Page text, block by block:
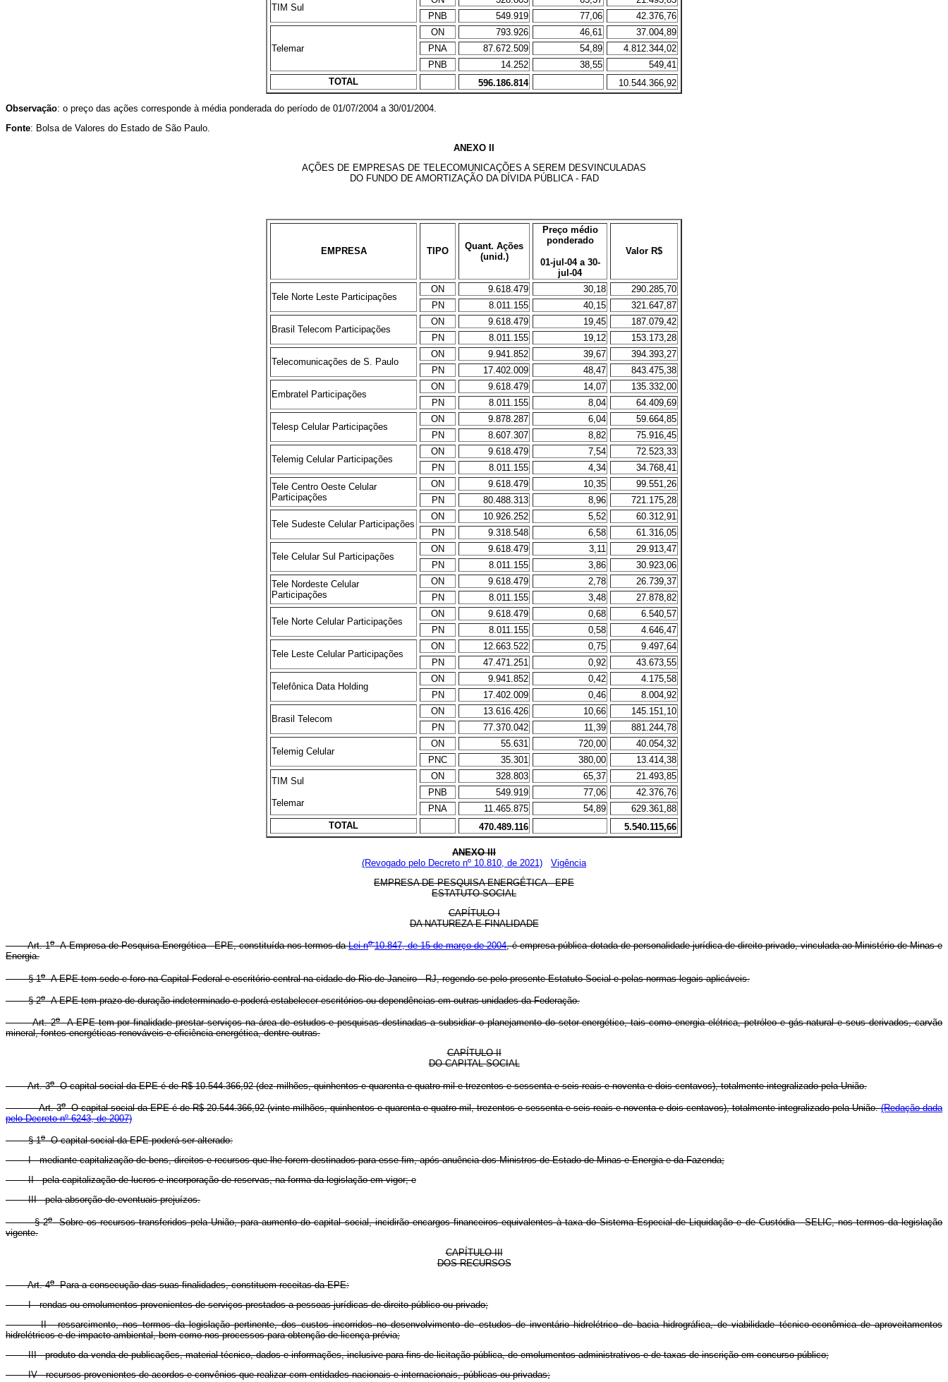
TIM Sul
PNB
549.919 77,06 42.376,76
Telemar
ON 793.926 46,61
37.004,89
PNA
87.672.509 54,89
4.812.344,02
PNB
14.252 38,55
549,41
TOTAL
596.186.814 10.544.366,92
Observação: o preço das ações corresponde à média ponderada do período de 01/07/2004 a 30/01/2004.
Fonte: Bolsa de Valores do Estado de São Paulo.
ANEXO II
AÇÕES DE EMPRESAS DE TELECOMUNICAÇÕES A SEREM DESVINCULADAS
DO FUNDO DE AMORTIZAÇÃO DA DÍVIDA PÚBLICA - FAD
EMPRESA TIPO
Quant. Ações
(unid.)
Preço médio
ponderado
01-jul-04 a 30-
jul-04
Valor R$
Tele Norte Leste Participações
ON 9.618.479 30,18
290.285,70
PN
8.011.155 40,15 321.647,87
Brasil Telecom Participações
ON 9.618.479 19,45
187.079,42
PN
8.011.155 19,12 153.173,28
Telecomunicações de S. Paulo
ON 9.941.852 39,67
394.393,27
PN
17.402.009 48,47 843.475,38
Embratel Participações
ON 9.618.479 14,07
135.332,00
PN
8.011.155 8,04 64.409,69
Telesp Celular Participações
ON 9.878.287 6,04
59.664,85
PN
8.607.307 8,82 75.916,45
Telemig Celular Participações
ON 9.618.479 7,54
72.523,33
PN
8.011.155 4,34
34.768,41
Tele Centro Oeste Celular
Participações
ON 9.618.479 10,35
99.551,26
PN
80.488.313 8,96 721.175,28
Tele Sudeste Celular Participações
ON 10.926.252 5,52
60.312,91
PN
9.318.548 6,58 61.316,05
Tele Celular Sul Participações
ON 9.618.479 3,11
29.913,47
PN
8.011.155 3,86
30.923,06
Tele Nordeste Celular
Participações
ON 9.618.479 2,78
26.739,37
PN
8.011.155 3,48 27.878,82
Tele Norte Celular Participações
ON 9.618.479 0,68
6.540,57
PN
8.011.155 0,58 4.646,47
Tele Leste Celular Participações
ON 12.663.522 0,75
9.497,64
PN
47.471.251 0,92 43.673,55
Telefônica Data Holding
ON 9.941.852 0,42
4.175,58
PN
17.402.009 0,46 8.004,92
Brasil Telecom
ON 13.616.426 10,66
145.151,10
PN
77.370.042 11,39 881.244,78
Telemig Celular
ON 55.631 720,00
40.054,32
PNC
35.301 380,00
13.414,38
TIM Sul
Telemar
ON 328.803 65,37
21.493,85
PNB
549.919 77,06
42.376,76
PNA
11.465.875 54,89
629.361,88
TOTAL
470.489.116 5.540.115,66
ANEXO III
(Revogado pelo Decreto nº 10.810, de 2021)
Vigência
EMPRESA DE PESQUISA ENERGÉTICA - EPE
ESTATUTO SOCIAL
CAPÍTULO I
DA NATUREZA E FINALIDADE
Art. 1oA Empresa de Pesquisa Energética - EPE, constituída nos termos daLei no10.847, de 15 de março de 2004, é empresa pública dotada de personalidade jurídica de direito privado, vinculada ao Ministério de Minas e
Energia.
§ 1oA EPE tem sede e foro na Capital Federal e escritório central na cidade do Rio de Janeiro - RJ, regendo-se pelo presente Estatuto Social e pelas normas legais aplicáveis.
§ 2oA EPE tem prazo de duração indeterminado e poderá estabelecer escritórios ou dependências em outras unidades da Federação.
Art. 2oA EPE tem por finalidade prestar serviços na área de estudos e pesquisas destinadas a subsidiar o planejamento do setor energético, tais como energia elétrica, petróleo e gás natural e seus derivados, carvão
mineral, fontes energéticas renováveis e eficiência energética, dentre outras.
CAPÍTULO II
DO CAPITAL SOCIAL
Art. 3oO capital social da EPE é de R$ 10.544.366,92 (dez milhões, quinhentos e quarenta e quatro mil e trezentos e sessenta e seis reais e noventa e dois centavos), totalmente integralizado pela União.
Art. 3oO capital social da EPE é de R$ 20.544.366,92 (vinte milhões, quinhentos e quarenta e quatro mil, trezentos e sessenta e seis reais e noventa e dois centavos), totalmente integralizado pela União.(Redação dada
pelo Decreto nº 6243, de 2007)
§ 1oO capital social da EPE poderá ser alterado:
I - mediante capitalização de bens, direitos e recursos que lhe forem destinados para esse fim, após anuência dos Ministros de Estado de Minas e Energia e da Fazenda;
II - pela capitalização de lucros e incorporação de reservas, na forma da legislação em vigor; e
III - pela absorção de eventuais prejuízos.
§ 2oSobre os recursos transferidos pela União, para aumento do capital social, incidirão encargos financeiros equivalentes à taxa do Sistema Especial de Liquidação e de Custódia - SELIC, nos termos da legislação
vigente.
CAPÍTULO III
DOS RECURSOS
Art. 4oPara a consecução das suas finalidades, constituem receitas da EPE:
I - rendas ou emolumentos provenientes de serviços prestados a pessoas jurídicas de direito público ou privado;
II - ressarcimento, nos termos da legislação pertinente, dos custos incorridos no desenvolvimento de estudos de inventário hidrelétrico de bacia hidrográfica, de viabilidade técnico-econômica de aproveitamentos
hidrelétricos e de impacto ambiental, bem como nos processos para obtenção de licença prévia;
III - produto da venda de publicações, material técnico, dados e informações, inclusive para fins de licitação pública, de emolumentos administrativos e de taxas de inscrição em concurso público;
IV - recursos provenientes de acordos e convênios que realizar com entidades nacionais e internacionais, públicas ou privadas;